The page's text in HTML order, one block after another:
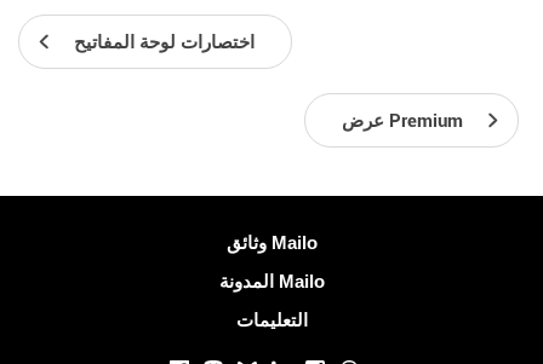
اختصارات لوحة المفاتيح
عرض Premium
وثائق Mailo
المدونة Mailo
التعليمات